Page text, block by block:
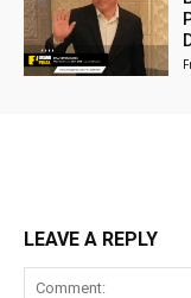
LEAVE A REPLY